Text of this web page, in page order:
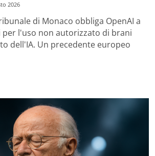
2026
di Monaco obbliga OpenAI a
l'uso non autorizzato di brani
dell'IA. Un precedente europeo